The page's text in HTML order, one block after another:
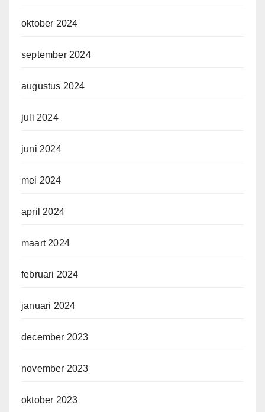
oktober 2024
september 2024
augustus 2024
juli 2024
juni 2024
mei 2024
april 2024
maart 2024
februari 2024
januari 2024
december 2023
november 2023
oktober 2023